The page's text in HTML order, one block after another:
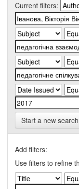
Current filters:
Start a new search
Add filters:
Use filters to refine